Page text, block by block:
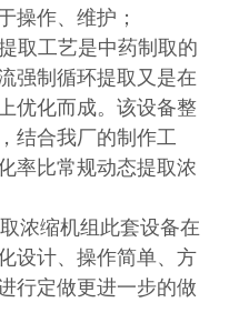
操作、维护；
取工艺是中药制取的
强制循环提取又是在
优化而成。该设备整
结合我厂的制作工
率比常规动态提取浓
浓缩机组此套设备在
设计、操作简单、方
行定做更进一步的做